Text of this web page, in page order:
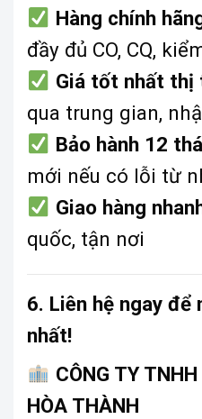
Hàng chính
đầy đủ CO, CQ,
Giá tốt nhất thị
qua trung gian,
Bảo hành 12
mới nếu có lỗi từ
Giao hàng
quốc, tận nơi
6. Liên hệ ngay
nhất!
CÔNG TY
HÒA THÀNH